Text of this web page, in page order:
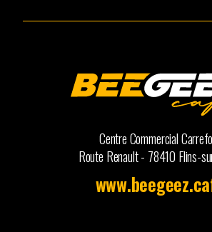
Centre Commercial
Route Renault - 78410 Flins-